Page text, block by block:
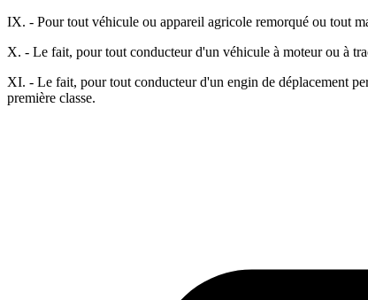
IX. - Pour tout véhicule ou appareil agricole remorqué ou tout
X. - Le fait, pour tout conducteur d'un véhicule à moteur ou à
XI. - Le fait, pour tout conducteur d'un engin de déplacement
première classe.